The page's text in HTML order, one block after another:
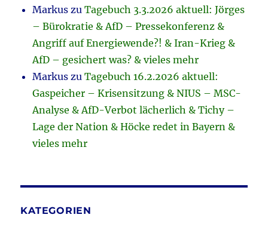
Markus zuTagebuch 3.3.2026 aktuell: Jörges
– Bürokratie & AfD – Pressekonferenz &
Angriff auf Energiewende?! & Iran-Krieg &
AfD – gesichert was? & vieles mehr
Markus zuTagebuch 16.2.2026 aktuell:
Gaspeicher – Krisensitzung & NIUS – MSC-
Analyse & AfD-Verbot lächerlich & Tichy –
Lage der Nation & Höcke redet in Bayern &
vieles mehr
KATEGORIEN